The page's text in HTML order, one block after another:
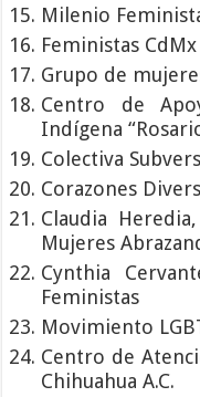
Milenio
Feministas CdMx
Grupo de
Centro de
Indígena
Colectiva
Corazones
Claudia
Mujeres
Cynthia
Feministas
Movimiento
Centro de
Chihuahua A.C.